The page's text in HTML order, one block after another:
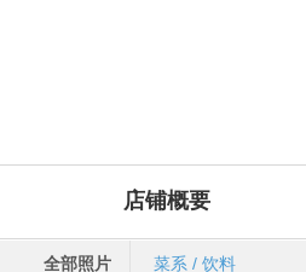
店铺概要
全部照片 菜系 / 饮料